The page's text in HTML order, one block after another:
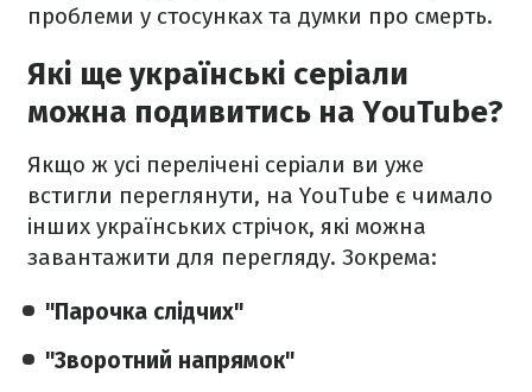
проблеми у стосунках та думки про смерть.
Які ще українські серіали
можна подивитись на YouTube?
Якщо ж усі перелічені серіали ви уже
встигли переглянути, на YouTube є чимало
інших українських стрічок, які можна
завантажити для перегляду. Зокрема:
"Парочка слідчих"
"Зворотний напрямок"